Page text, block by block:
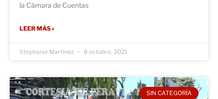
la Cámara de Cuentas
LEER MÁS »
Stephanie Martinez 8 octubre, 2021
SIN CATEGORÍA